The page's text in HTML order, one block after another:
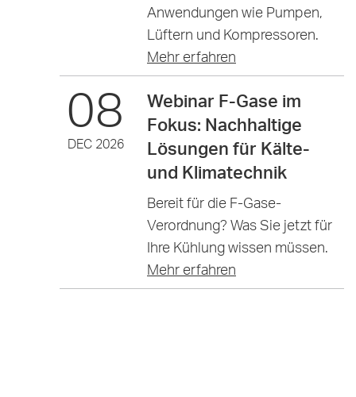
Anwendungen wie Pumpen,
Lüftern und Kompressoren.
Mehr erfahren
08
DEC 2026
Webinar F-Gase im
Fokus: Nachhaltige
Lösungen für Kälte-
und Klimatechnik
Bereit für die F-Gase-
Verordnung? Was Sie jetzt für
Ihre Kühlung wissen müssen.
Mehr erfahren